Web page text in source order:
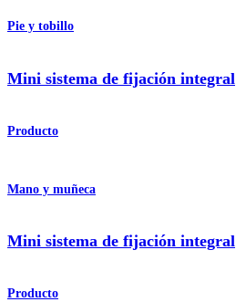
Pie y tobillo
Mini sistema de fijación integral
Producto
Mano y muñeca
Mini sistema de fijación integral
Producto